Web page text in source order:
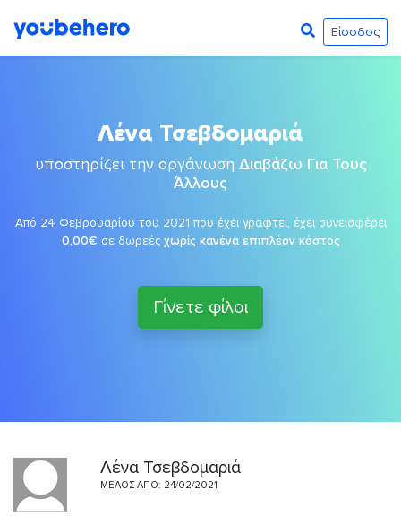
Είσοδος
Λένα Τσεβδομαριά
υποστηρίζει την οργάνωση Διαβάζω Για Τους
Άλλους
Από 24 Φεβρουαρίου του 2021 που έχει γραφτεί, έχει συνεισφέρει
0,00€ σε δωρεές χωρίς κανένα επιπλέον κόστος
Γίνετε φίλοι
Λένα Τσεβδομαριά
ΜΈΛΟΣ ΑΠΌ: 24/02/2021